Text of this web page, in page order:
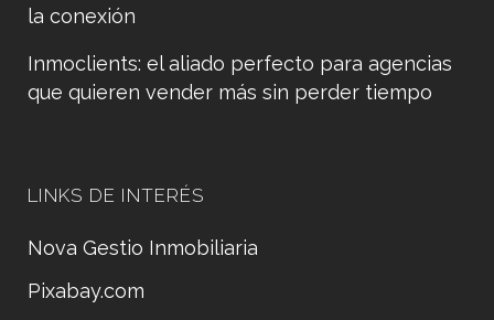
la conexión
Inmoclients: el aliado perfecto para agencias
que quieren vender más sin perder tiempo
LINKS DE INTERÉS
Nova Gestio Inmobiliaria
Pixabay.com